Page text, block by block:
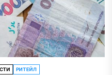
РИТЕЙЛ